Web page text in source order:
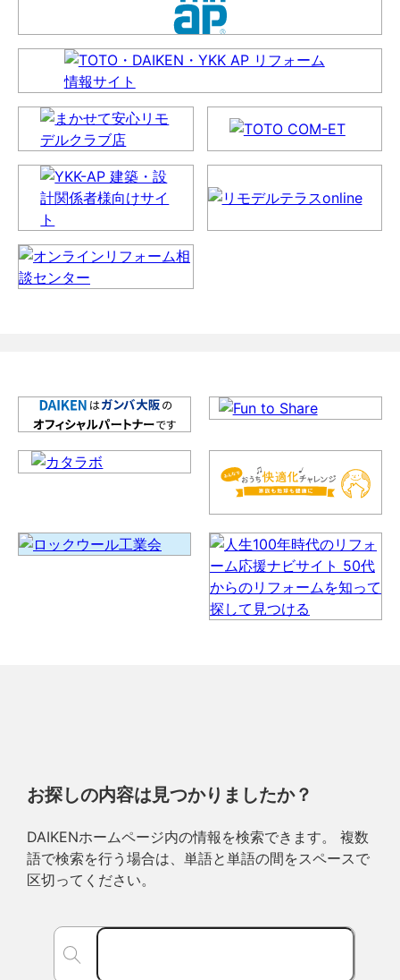
お探しの内容は見つかりましたか？
DAIKENホームページ内の情報を検索できます。 複数
語で検索を行う場合は、単語と単語の間をスペースで
区切ってください。